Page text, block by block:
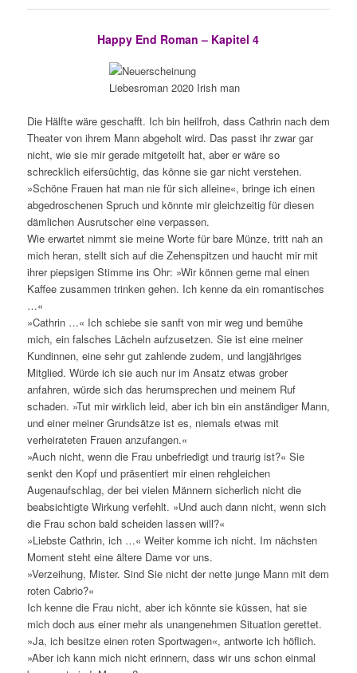
Happy End Roman – Kapitel 4
Die Hälfte wäre geschafft. Ich bin heilfroh, dass Cathrin nach dem
Theater von ihrem Mann abgeholt wird. Das passt ihr zwar gar
nicht, wie sie mir gerade mitgeteilt hat, aber er wäre so
schrecklich eifersüchtig, das könne sie gar nicht verstehen.
»Schöne Frauen hat man nie für sich alleine«, bringe ich einen
abgedroschenen Spruch und könnte mir gleichzeitig für diesen
dämlichen Ausrutscher eine verpassen.
Wie erwartet nimmt sie meine Worte für bare Münze, tritt nah an
mich heran, stellt sich auf die Zehenspitzen und haucht mir mit
ihrer piepsigen Stimme ins Ohr: »Wir können gerne mal einen
Kaffee zusammen trinken gehen. Ich kenne da ein romantisches
…«
»Cathrin …« Ich schiebe sie sanft von mir weg und bemühe
mich, ein falsches Lächeln aufzusetzen. Sie ist eine meiner
Kundinnen, eine sehr gut zahlende zudem, und langjähriges
Mitglied. Würde ich sie auch nur im Ansatz etwas grober
anfahren, würde sich das herumsprechen und meinem Ruf
schaden. »Tut mir wirklich leid, aber ich bin ein anständiger Mann,
und einer meiner Grundsätze ist es, niemals etwas mit
verheirateten Frauen anzufangen.«
»Auch nicht, wenn die Frau unbefriedigt und traurig ist?« Sie
senkt den Kopf und präsentiert mir einen rehgleichen
Augenaufschlag, der bei vielen Männern sicherlich nicht die
beabsichtigte Wirkung verfehlt. »Und auch dann nicht, wenn sich
die Frau schon bald scheiden lassen will?«
»Liebste Cathrin, ich …« Weiter komme ich nicht. Im nächsten
Moment steht eine ältere Dame vor uns.
»Verzeihung, Mister. Sind Sie nicht der nette junge Mann mit dem
roten Cabrio?«
Ich kenne die Frau nicht, aber ich könnte sie küssen, hat sie
mich doch aus einer mehr als unangenehmen Situation gerettet.
»Ja, ich besitze einen roten Sportwagen«, antworte ich höflich.
»Aber ich kann mich nicht erinnern, dass wir uns schon einmal